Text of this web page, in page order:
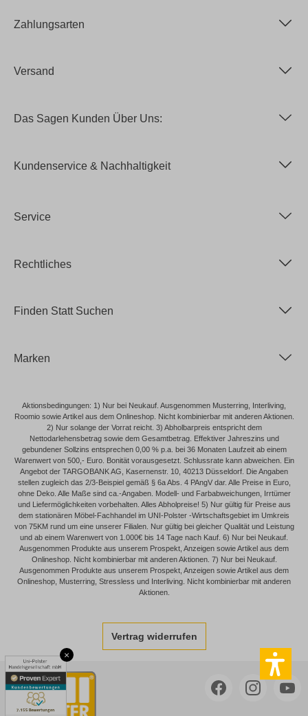
×
Zahlungsarten
Versand
Das Sagen Kunden Über Uns:
Kundenservice & Nachhaltigkeit
Service
Rechtliches
Finden Statt Suchen
Marken
Aktionsbedingungen: 1) Nur bei Neukauf. Ausgenommen Musterring, Interliving,
Roomio sowie Artikel aus dem Onlineshop. Nicht kombinierbar mit anderen Aktionen.
2) Nur solange der Vorrat reicht. 3) Abholbarpreis entspricht dem
Nettodarlehensbetrag sowie dem Gesamtbetrag. Effektiver Jahreszins und
gebundener Sollzins entsprechen 0,00 % p.a. bei 36 Monaten Laufzeit ab einem
Warenwert von 500,- Euro. Bonität vorausgesetzt. Schlussrate kann abweichen. Ein
Angebot der TARGOBANK AG, Kasernenstr. 10, 40213 Düsseldorf. Die Angaben
stellen zugleich das 2/3-Beispiel gemäß § 6a Abs. 4 PAngV dar. Alle Preise in Euro,
ohne Deko. Alle Maße sind ca.-Angaben. Modell- und Farbabweichungen, Irrtümer
und Liefermöglichkeiten vorbehalten. Alles Abholpreise! 5) Nur gültig für Preise aus
dem stationären Möbel-Fachhandel im UNI-Polster -Wirtschaftsgebiet im Umkreis
von 75KM rund um eine unserer Filialen. Nur gültig bei gleicher Qualität und Leistung
und ab einem Warenwert von 1.000€ bis 14 Tage nach Kauf. 6) Nur bei Neukauf.
Ausgenommen Produkte aus unserem Prospekt, Anzeigen sowie Artikel aus dem
Onlineshop. Nicht kombinierbar mit anderen Aktionen. 7) Nur bei Neukauf.
Ausgenommen Produkte aus unserem Prospekt, Anzeigen sowie Artikel aus dem
Onlineshop, Musterring, Stressless und Interliving. Nicht kombinierbar mit anderen
Aktionen.
Vertrag widerrufen